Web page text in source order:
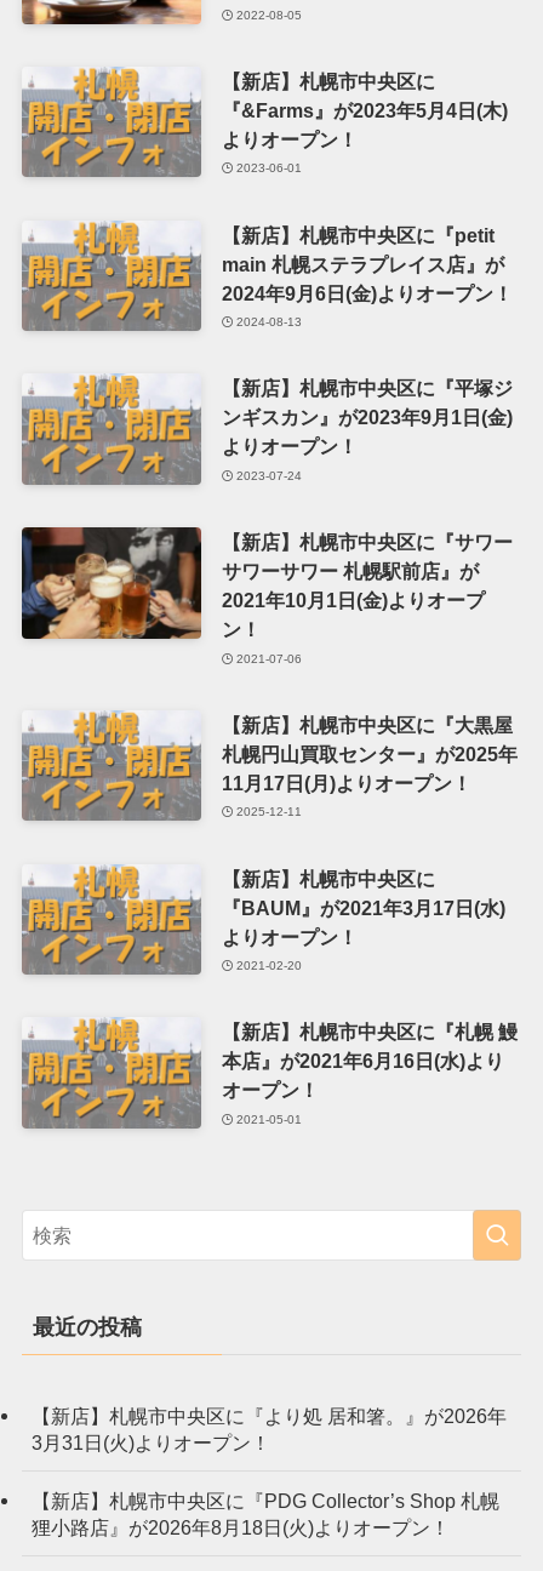
2022-08-05
【新店】札幌市中央区に
『&Farms』が2023年5月4日(木)
よりオープン！
2023-06-01
【新店】札幌市中央区に『petit
main 札幌ステラプレイス店』が
2024年9月6日(金)よりオープン！
2024-08-13
【新店】札幌市中央区に『平塚ジ
ンギスカン』が2023年9月1日(金)
よりオープン！
2023-07-24
【新店】札幌市中央区に『サワー
サワーサワー 札幌駅前店』が
2021年10月1日(金)よりオープ
ン！
2021-07-06
【新店】札幌市中央区に『大黒屋
札幌円山買取センター』が2025年
11月17日(月)よりオープン！
2025-12-11
【新店】札幌市中央区に
『BAUM』が2021年3月17日(水)
よりオープン！
2021-02-20
【新店】札幌市中央区に『札幌 鰻
本店』が2021年6月16日(水)より
オープン！
2021-05-01
最近の投稿
【新店】札幌市中央区に『より処 居和箸。』が2026年
3月31日(火)よりオープン！
【新店】札幌市中央区に『PDG Collector’s Shop 札幌
狸小路店』が2026年8月18日(火)よりオープン！